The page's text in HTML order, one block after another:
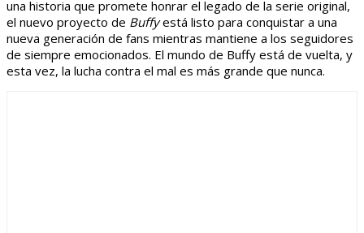
una historia que promete honrar el legado de la serie original,
el nuevo proyecto de Buffyestá listo para conquistar a una
nueva generación de fans mientras mantiene a los seguidores
de siempre emocionados. El mundo de Buffy está de vuelta, y
esta vez, la lucha contra el mal es más grande que nunca.